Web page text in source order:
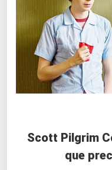
Scott Pilgrim
que